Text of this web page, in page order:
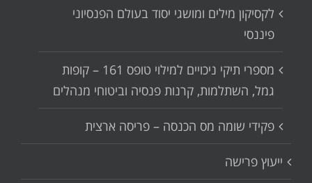
לקסיקון מילים ומושגי יסוד בעולם הפנסיוני
פיננסי
מספרי תיקי ניכויים למילוי טופס 161 – קופות
גמל, השתלמות, קרנות פנסיה וביטוחי מנהלים
פקידי שומה מס הכנסה – פריסה ארצית
ייעוץ פרישה